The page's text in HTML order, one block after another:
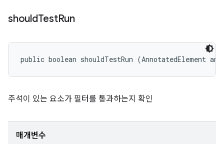
shouldTestRun
public boolean shouldTestRun (AnnotatedElement
주석이 있는 요소가 필터를 통과하는지 확인
매개변수